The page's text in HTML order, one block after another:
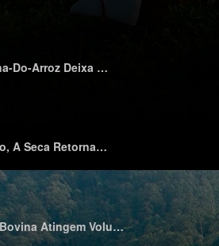
Do-Arroz Deixa …
A Seca Retorna…
Atingem Volu…